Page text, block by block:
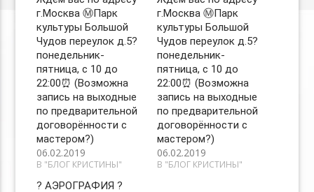
г.Москва Ⓜ️Парк
культуры Большой
Чудов переулок д.5?
понедельник-
пятница, с 10 до
22:00⏰ (Возможна
запись на выходные
по предварительной
договорённости с
мастером?)
06.02.2019
В "БЛОГ КРИСТИНЫ"
г.Москва Ⓜ️Парк
культуры Большой
Чудов переулок д.5?
понедельник-
пятница, с 10 до
22:00⏰ (Возможна
запись на выходные
по предварительной
договорённости с
мастером?)
06.02.2019
В "БЛОГ КРИСТИНЫ"
? АЭРОГРАФИЯ ? ⠀